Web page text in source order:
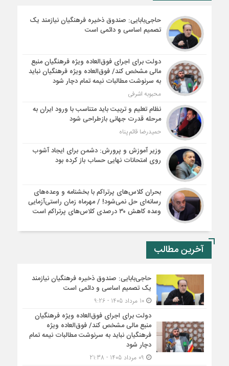
حاجی‌بابایی: صندوق ذخیره فرهنگیان نیازمند یک
تصمیم اساسی و دائمی است
دولت برای اجرای فوق‌العاده ویژه فرهنگیان منبع
مالی مشخص کند/ فوق‌العاده ویژه فرهنگیان نباید
به سرنوشت مطالبات نیمه‌ تمام دچار شود
محبوبه اشرفی
نظام تعلیم و تربیت باید متناسب با ورود ایران به
مرحله قدرت جهانی بازطراحی شود
حمیدرضا قائم پناه
وزیر آموزش و پرورش: دشمن برای ایجاد آشوب
روی امتحانات نهایی حساب باز کرده بود
بحران کلاس‌های پرتراکم با بخشنامه و وعده‌های
رسانه‌ای حل نمی‌شود! / مهرماه زمان راستی‌آزمایی
وعده کاهش ۳۰ درصدی کلاس‌های پرتراکم است
آخرین مطالب
حاجی‌بابایی: صندوق ذخیره فرهنگیان نیازمند
یک تصمیم اساسی و دائمی است
10 مرداد 1405 - 9:26
دولت برای اجرای فوق‌العاده ویژه فرهنگیان
منبع مالی مشخص کند/ فوق‌العاده ویژه
فرهنگیان نباید به سرنوشت مطالبات نیمه‌ تمام
دچار شود